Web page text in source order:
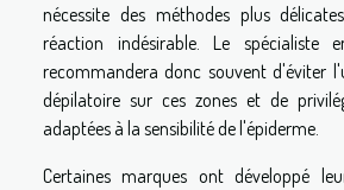
nécessite des méthodes plus
réaction indésirable. Le spécialiste
recommandera donc souvent d'éviter
dépilatoire sur ces zones et de
adaptées à la sensibilité de l'épiderme.
Certaines marques ont développé